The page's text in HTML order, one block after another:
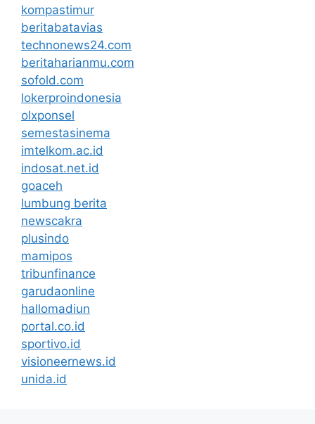
kompastimur
beritabatavias
technonews24.com
beritaharianmu.com
sofold.com
lokerproindonesia
olxponsel
semestasinema
imtelkom.ac.id
indosat.net.id
goaceh
lumbung berita
newscakra
plusindo
mamipos
tribunfinance
garudaonline
hallomadiun
portal.co.id
sportivo.id
visioneernews.id
unida.id